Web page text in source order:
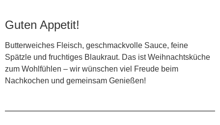
Guten Appetit!
Butterweiches Fleisch, geschmackvolle Sauce, feine
Spätzle und fruchtiges Blaukraut. Das ist Weihnachtsküche
zum Wohlfühlen – wir wünschen viel Freude beim
Nachkochen und gemeinsam Genießen!